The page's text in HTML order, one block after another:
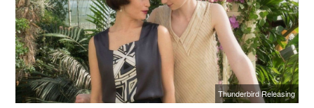
Thunderbird Releasing